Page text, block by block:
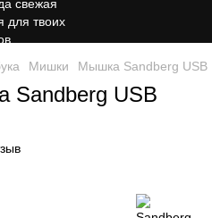
Мишки Мышка Sandberg USB
Sandberg USB